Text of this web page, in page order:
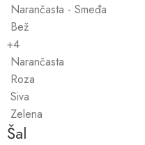
Narančasta - Smeđa
Bež
+4
Narančasta
Roza
Siva
Zelena
Šal